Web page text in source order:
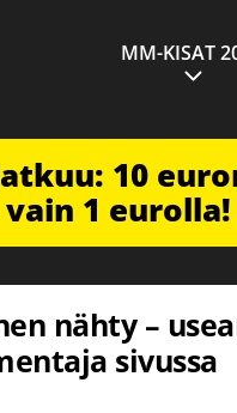
MM-KISAT
10
1 eurolla!
nähty –
sivussa